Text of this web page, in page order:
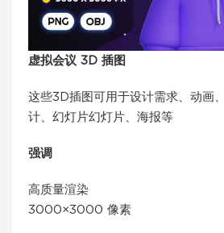
虚拟会议 3D 插图
这些3D插图可用于设计需求、动画
计、幻灯片幻灯片、海报等
强调
高质量渲染
3000×3000 像素